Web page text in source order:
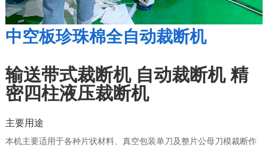
中空板珍珠棉全自动裁断机
输送带式裁断机 自动裁断机 精
密四柱液压裁断机
主要用途
本机主要适用于各种片状材料、真空包装单刀及整片公母刀模裁断作